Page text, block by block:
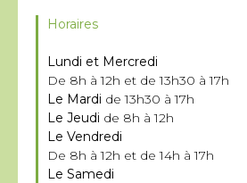
Horaires
Lundi et Mercredi
De 8h à 12h et de 13h30 à 17h
Le Mardi de 13h30 à 17h
Le Jeudi de 8h à 12h
Le Vendredi
De 8h à 12h et de 14h à 17h
Le Samedi